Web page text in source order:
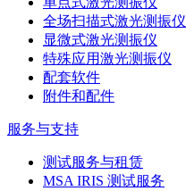
全场扫描式激光测振仪
显微式激光测振仪
特殊应用激光测振仪
配套软件
附件和配件
服务与支持
测试服务与租赁
MSA IRIS 测试服务